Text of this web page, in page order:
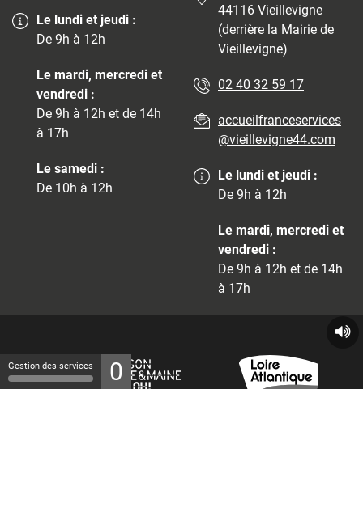
Le lundi et jeudi :
De 9h à 12h
Le mardi, mercredi et
vendredi :
De 9h à 12h et de 14h
à 17h
Le samedi :
De 10h à 12h
44116 Vieillevigne
(derrière la Mairie de
Vieillevigne)
02 40 32 59 17
accueilfranceservices
@vieillevigne44.com
Le lundi et jeudi :
De 9h à 12h
Le mardi, mercredi et
vendredi :
De 9h à 12h et de 14h
à 17h
Gestion des services 0